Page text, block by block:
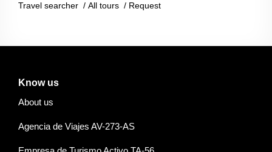
Travel searcher / All tours / Request
Know us
About us
Agencia de Viajes AV-273-AS